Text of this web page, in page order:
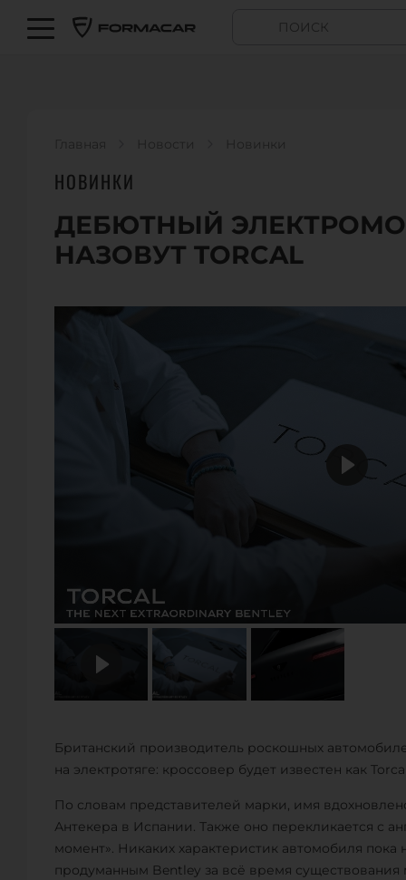
Главная Новости Новинки
НОВИНКИ
ДЕБЮТНЫЙ
НАЗОВУТ TORCAL
Британский производитель роскошных
на электротяге: кроссовер будет известен как
По словам представителей марки, имя
Антекера в Испании. Также оно перекликается с
момент». Никаких характеристик автомобиля
продуманным Bentley за всё время существования